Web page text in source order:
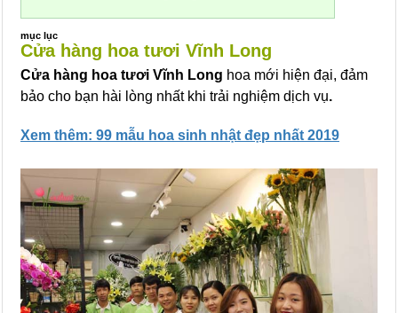
mục lục
Cửa hàng hoa tươi Vĩnh Long
Cửa hàng hoa tươi Vĩnh Long hoa mới hiện đại, đảm
bảo cho bạn hài lòng nhất khi trải nghiệm dịch vụ.
Xem thêm: 99 mẫu hoa sinh nhật đẹp nhất 2019